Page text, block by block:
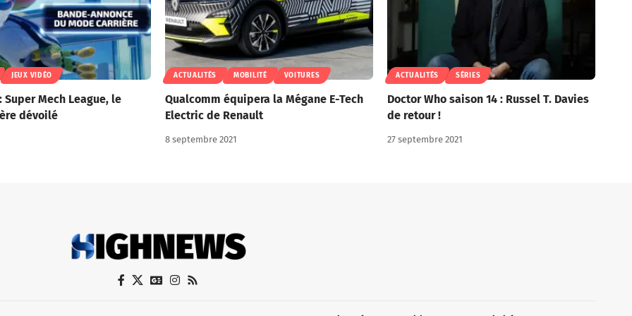
JEUX VIDÉO
Super Mech League, le
dévoilé
ACTUALITÉS MOBILITÉ VOITURES
Qualcomm équipera la Mégane E-Tech
Electric de Renault
8 septembre 2021
ACTUALITÉS SÉRIES
Doctor Who saison 14 : Russel T. Davies
de retour !
27 septembre 2021